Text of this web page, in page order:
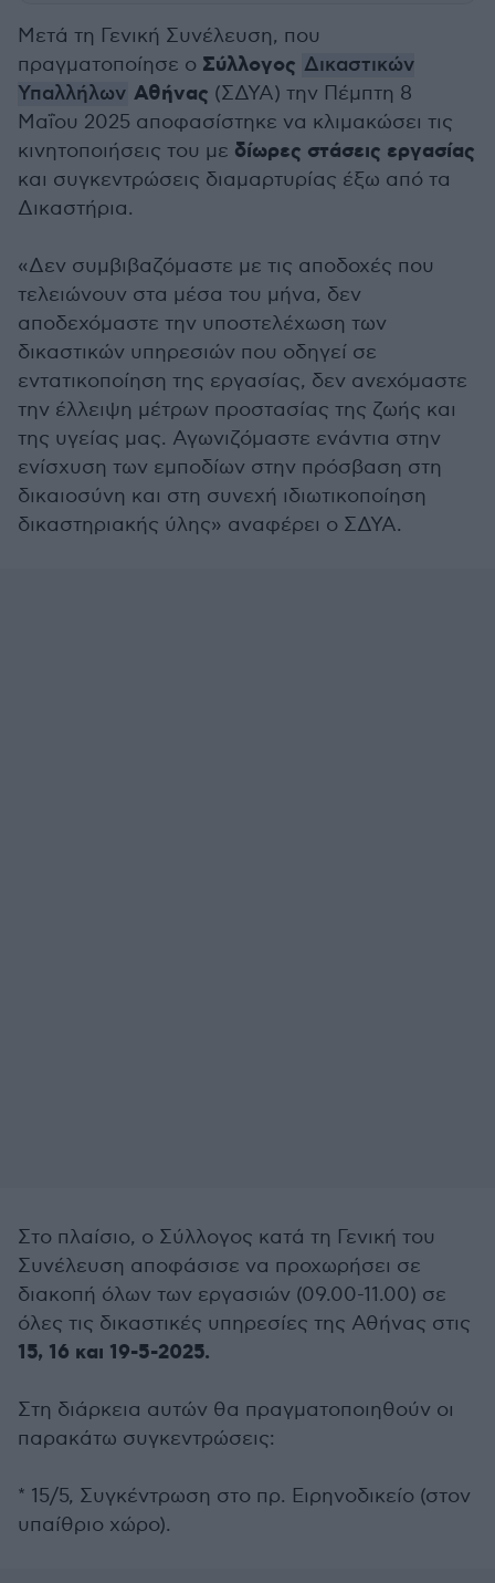
Μετά τη Γενική Συνέλευση, που
πραγματοποίησε ο Σύλλογος Δικαστικών
Υπαλλήλων Αθήνας (ΣΔΥΑ) την Πέμπτη 8
Μαΐου 2025 αποφασίστηκε να κλιμακώσει τις
κινητοποιήσεις του με δίωρες στάσεις εργασίας
και συγκεντρώσεις διαμαρτυρίας έξω από τα
Δικαστήρια.
«Δεν συμβιβαζόμαστε με τις αποδοχές που
τελειώνουν στα μέσα του μήνα, δεν
αποδεχόμαστε την υποστελέχωση των
δικαστικών υπηρεσιών που οδηγεί σε
εντατικοποίηση της εργασίας, δεν ανεχόμαστε
την έλλειψη μέτρων προστασίας της ζωής και
της υγείας μας. Αγωνιζόμαστε ενάντια στην
ενίσχυση των εμποδίων στην πρόσβαση στη
δικαιοσύνη και στη συνεχή ιδιωτικοποίηση
δικαστηριακής ύλης» αναφέρει ο ΣΔΥΑ.
Στο πλαίσιο, ο Σύλλογος κατά τη Γενική του
Συνέλευση αποφάσισε να προχωρήσει σε
διακοπή όλων των εργασιών (09.00-11.00) σε
όλες τις δικαστικές υπηρεσίες της Αθήνας στις
15, 16 και 19-5-2025.
Στη διάρκεια αυτών θα πραγματοποιηθούν οι
παρακάτω συγκεντρώσεις:
* 15/5, Συγκέντρωση στο πρ. Ειρηνοδικείο (στον
υπαίθριο χώρο).